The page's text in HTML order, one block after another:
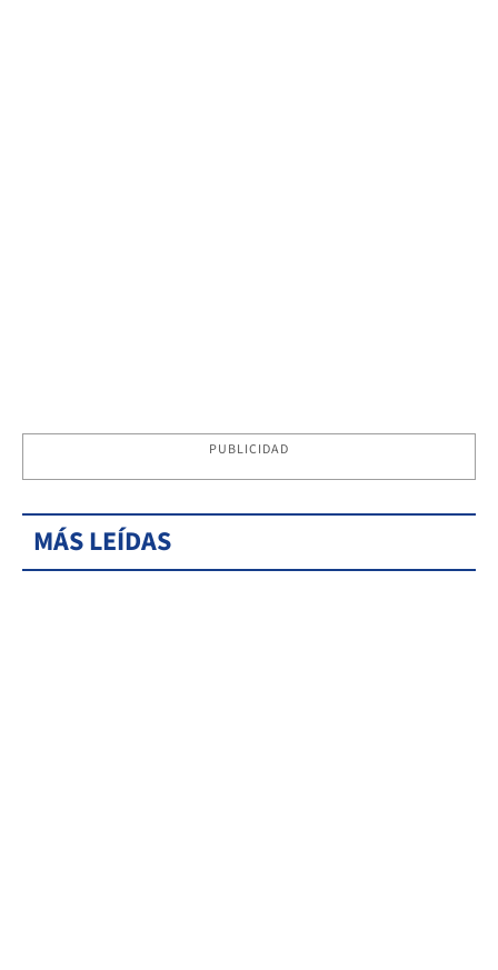
PUBLICIDAD
MÁS LEÍDAS